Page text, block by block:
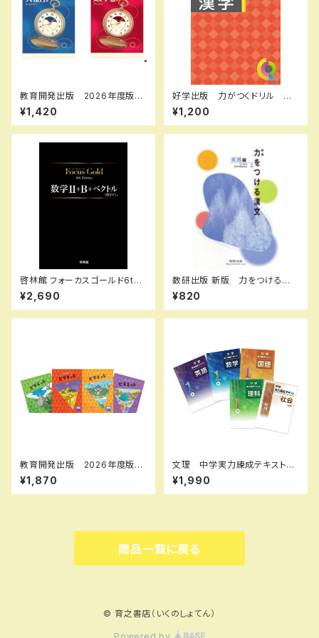
教育開発出版 2026年度版
新中学問題集 英語 中1～3
演習編 各学年（選択くださ
い） 問題集本体と別冊解答つ
¥1,420
好学出版 力がつくドリル 漢
字 小学５年 2026年度版
新品完全セット ISBN：B0D3
CK22P7 ISBN-10：B0D3C
¥1,200
啓林館 フォーカスゴールド6th
Edition 数学Ⅱ+B+C（ベクト
ル） 新品 問題集本体と別冊
解答つき ISBN：978440226
¥2,690
数研出版 新版 力をつける漢
文 実践編 新品 問題集本
体のみ 別冊解答なし ISBN：
4410334328 ISBN-10：44
¥820
教育開発出版 2026年度版
ピラミッド 国語 小1～6 各
学年（選択ください） 問題集本
体と別冊解答つき 新品完全セ
¥1,870
文理 中学実力練成テキスト
国・数・理・社・英 2026年度
版 新品完全セット
¥1,990
商品一覧に戻る
© 育之書店（いくのしょてん）